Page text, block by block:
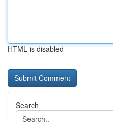
HTML is disabled
Search